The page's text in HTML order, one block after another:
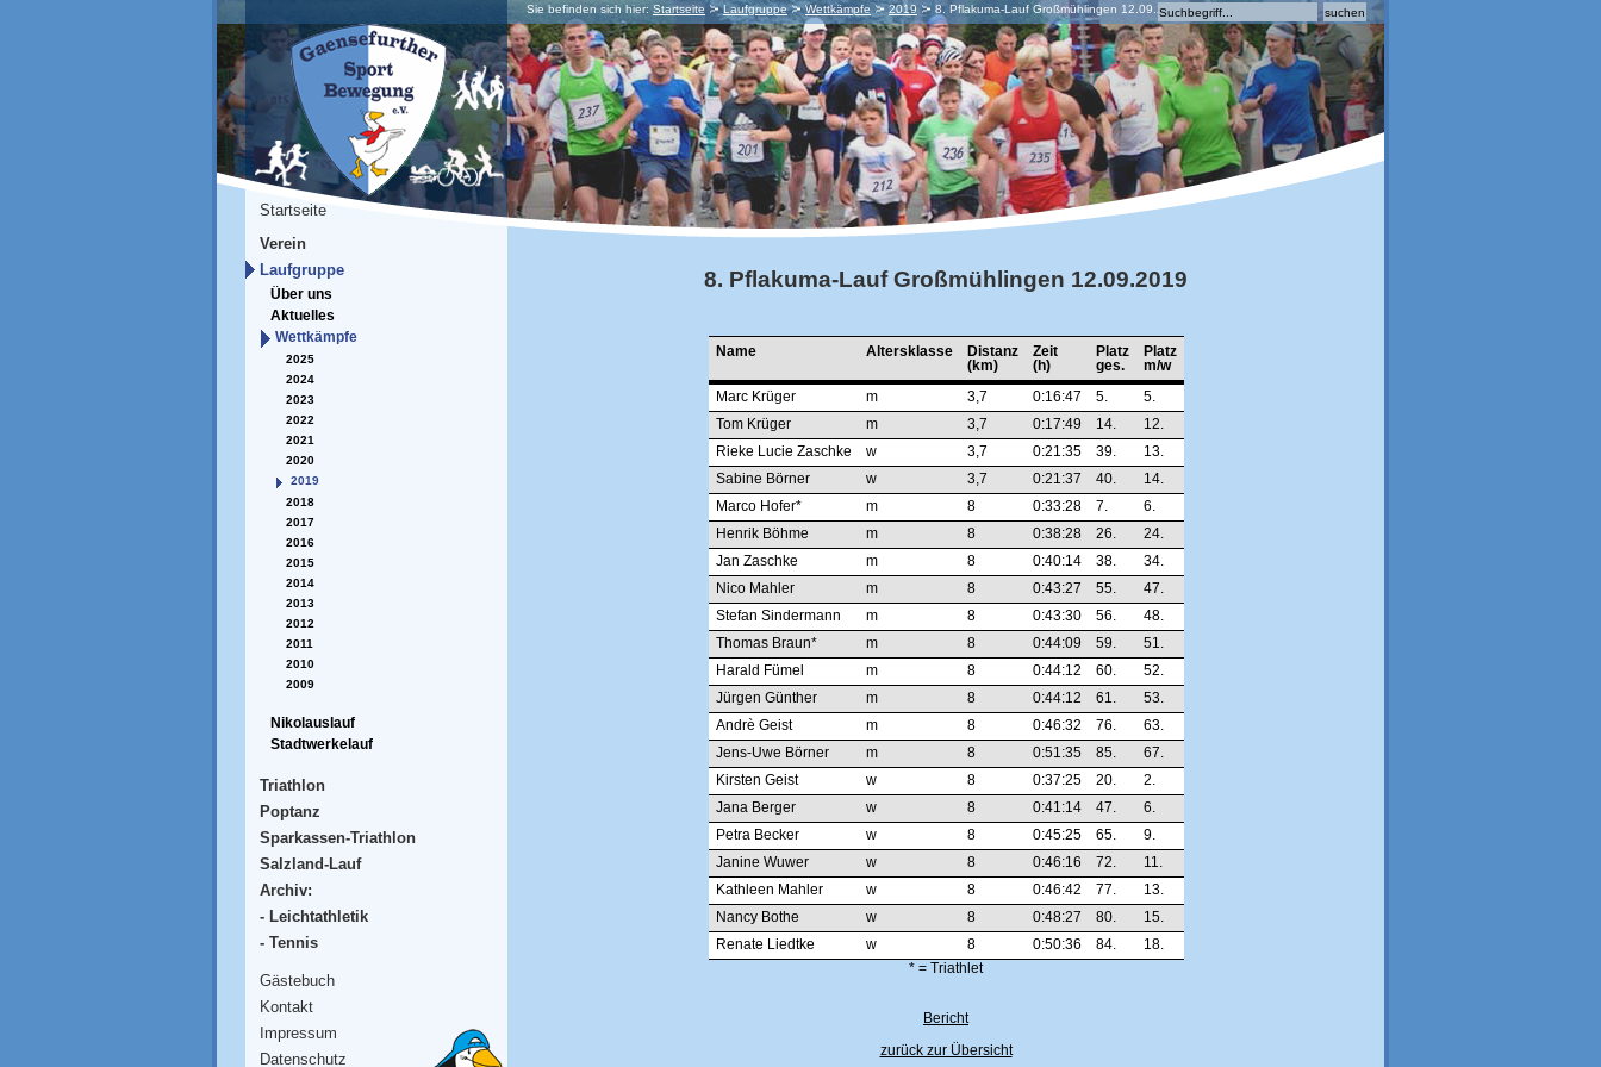
Sie befinden sich hier: Startseite Laufgruppe Wettkämpfe 2019 8. Pflakuma-Lauf Großmühlingen 12.09.2019
Startseite
Verein
Laufgruppe
Über uns
Aktuelles
Wettkämpfe
2025
2024
2023
2022
2021
2020
2019
2018
2017
2016
2015
2014
2013
2012
2011
2010
2009
Nikolauslauf
Stadtwerkelauf
Triathlon
Poptanz
Sparkassen-Triathlon
Salzland-Lauf
Archiv:
- Leichtathletik
- Tennis
Gästebuch
Kontakt
Impressum
Datenschutz
8. Pflakuma-Lauf Großmühlingen 12.09.2019
Name Altersklasse
Distanz
(km)
Zeit
(h)
Platz
ges.
Platz
m/w
Marc Krüger
m 3,7 0:16:47 5.
5.
Tom Krüger
m 3,7 0:17:49 14.
12.
Rieke Lucie Zaschke
w 3,7 0:21:35 39.
13.
Sabine Börner
w 3,7 0:21:37 40.
14.
Marco Hofer*
m 8 0:33:28 7.
6.
Henrik Böhme
m 8 0:38:28 26.
24.
Jan Zaschke
m 8 0:40:14 38.
34.
Nico Mahler
m 8 0:43:27 55.
47.
Stefan Sindermann
m 8 0:43:30 56.
48.
Thomas Braun*
m 8 0:44:09 59.
51.
Harald Fümel
m 8 0:44:12 60.
52.
Jürgen Günther
m 8 0:44:12 61.
53.
Andrè Geist
m 8 0:46:32 76.
63.
Jens-Uwe Börner
m 8 0:51:35 85.
67.
Kirsten Geist
w 8 0:37:25 20.
2.
Jana Berger
w 8 0:41:14 47.
6.
Petra Becker
w 8 0:45:25 65.
9.
Janine Wuwer
w 8 0:46:16 72.
11.
Kathleen Mahler
w 8 0:46:42 77.
13.
Nancy Bothe
w 8 0:48:27 80.
15.
Renate Liedtke
w 8 0:50:36 84.
18.
* = Triathlet
Bericht
zurück zur Übersicht